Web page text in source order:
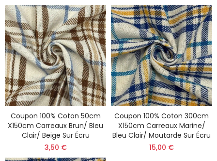
Coupon 100% Coton 50cm
X150cm Carreaux Brun/ Bleu
Clair/ Beige Sur Écru
3,50 €
Coupon 100% Coton 300cm
X150cm Carreaux Marine/
Bleu Clair/ Moutarde Sur Écru
15,00 €